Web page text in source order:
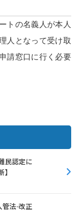
トの名義人が本人
人となって受け取
請窓口に行く必要
民認定に
管法-改正